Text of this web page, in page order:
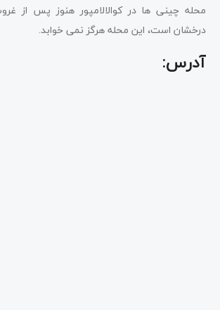
محله چینی ها در کوالالامپور هنوز پس از
درخشان است، این محله هرگز نمی خوابد.
آدرس: